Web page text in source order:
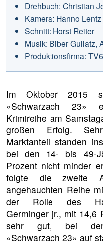
Drehbuch: Christian
Kamera: Hanno Lentz
Schnitt: Horst Reiter
Musik: Biber Gullatz,
Produktionsfirma:
Im Oktober 2015
«Schwarzach 23»
Krimireihe am
großen Erfolg.
Marktanteil standen
bei den 14- bis 49-
Prozent nicht minder
folgte die zweite
angehauchten Reihe
der Rolle des
Germinger jr., mit 14,6
sehr gut, bei den
«Schwarzach 23» auf